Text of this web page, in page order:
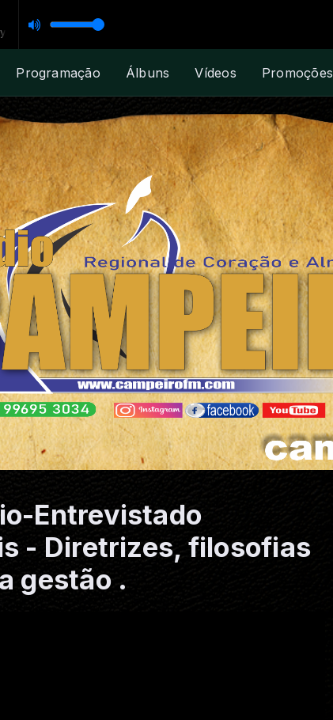
- 05 - Adeus Morena
Programação Álbuns Vídeos Promoções
Entrevistado
- Diretrizes, filosofias
gestão .